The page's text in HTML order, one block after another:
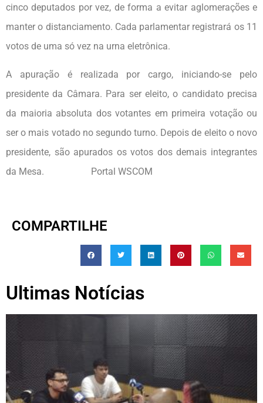
cinco deputados por vez, de forma a evitar aglomerações e
manter o distanciamento. Cada parlamentar registrará os 11
votos de uma só vez na urna eletrônica.
A apuração é realizada por cargo, iniciando-se pelo
presidente da Câmara. Para ser eleito, o candidato precisa
da maioria absoluta dos votantes em primeira votação ou
ser o mais votado no segundo turno. Depois de eleito o novo
presidente, são apurados os votos dos demais integrantes
da Mesa. Portal WSCOM
COMPARTILHE
Ultimas Notícias